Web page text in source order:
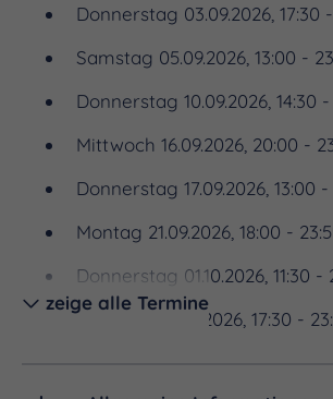
Lasershow Effekte aus unseren
als besonderes Extra verschafft
Of Show einen schnellen Überblick
die unsere Besucher Tag für Tag
Stück näher bringt.
Donnerstag 03.09.2026, 17:30
Samstag 05.09.2026, 13:00 -
Donnerstag 10.09.2026, 14:30
Mittwoch 16.09.2026, 20:00 -
Donnerstag 17.09.2026, 13:00
Montag 21.09.2026, 18:00 -
Donnerstag 01.10.2026, 11:30 -
Samstag 03.10.2026, 17:30 -
zeige alle Termine